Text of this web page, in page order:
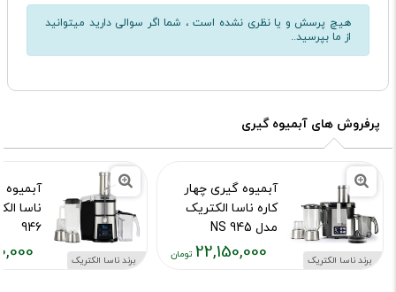
هیچ پرسش و یا نظری نشده است ، شما اگر سوالی دارید میتوانید
از ما بپرسید..
پرفروش های آبمیوه گیری
برند ناسا الکتریک
آبمیوه گیری چهار
کاره ناسا الکتریک
مدل NS 945
کد محصول :11412
22,150,000 برند ناسا الکتریک
946
کد محصول